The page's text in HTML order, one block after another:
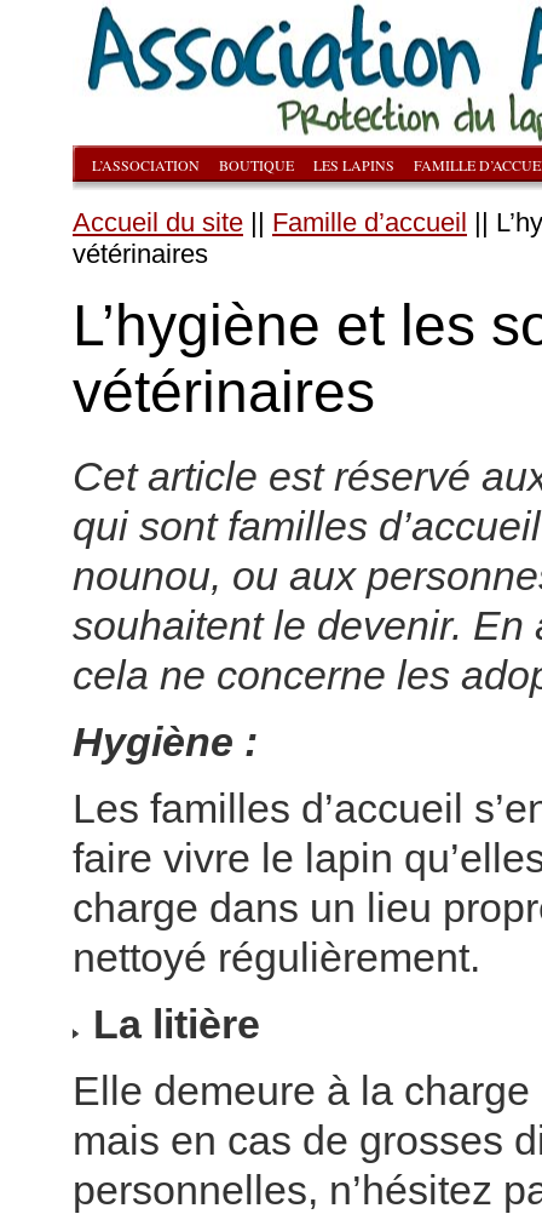
L’ASSOCIATION BOUTIQUE LES LAPINS FAMILLE
Accueil du site || Famille d’accueil ||
vétérinaires
L’hygiène et les
vétérinaires
Cet article est réservé
qui sont familles
nounou, ou aux
souhaitent le devenir. En
cela ne concerne les
Hygiène :
Les familles d’accueil
faire vivre le lapin
charge dans un lieu
nettoyé régulièrement.
La litière
Elle demeure à la charge
mais en cas de grosses
personnelles, n’hésitez